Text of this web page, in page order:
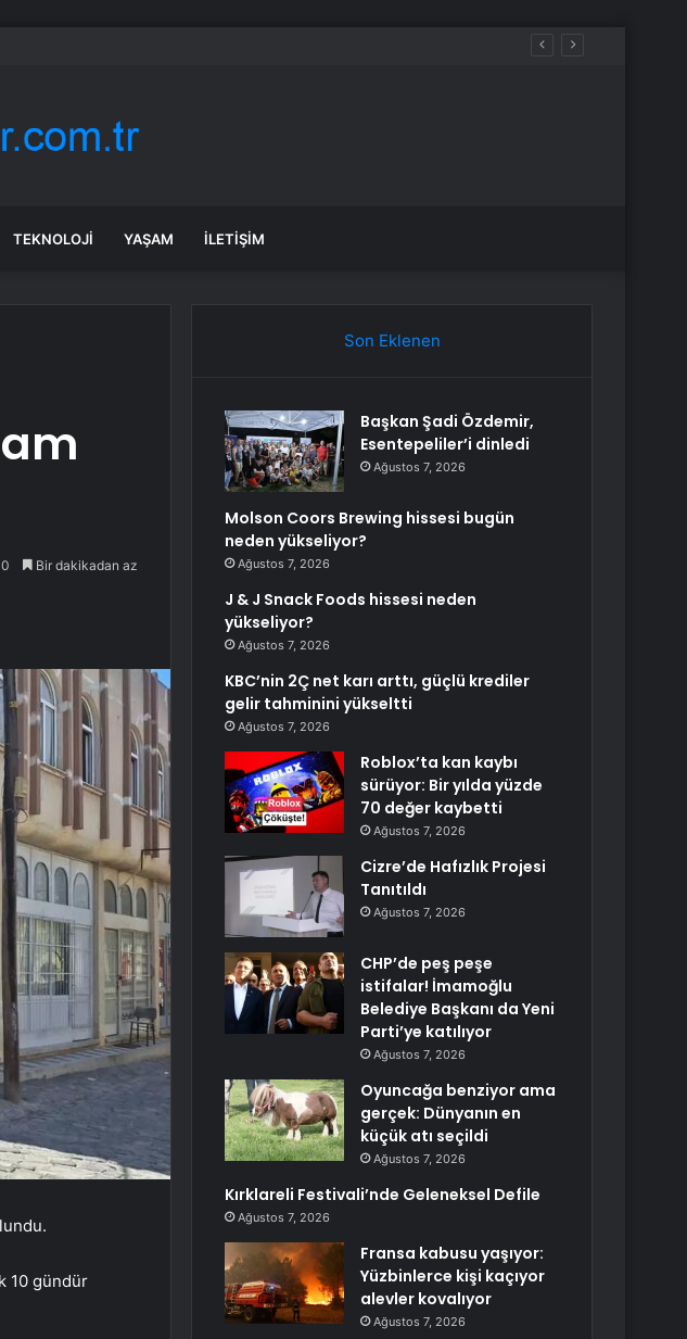
TEKNOLOJI YAŞAM İLETIŞIM
0 Bir dakikadan az
10 gündür
Son Eklenen
Başkan Şadi Özdemir,
Esentepeliler’i dinledi
Ağustos 7, 2026
Molson Coors Brewing hissesi bugün
neden yükseliyor?
Ağustos 7, 2026
J & J Snack Foods hissesi neden
yükseliyor?
Ağustos 7, 2026
KBC’nin 2Ç net karı arttı, güçlü krediler
gelir tahminini yükseltti
Ağustos 7, 2026
Roblox’ta kan kaybı
sürüyor: Bir yılda yüzde
70 değer kaybetti
Ağustos 7, 2026
Cizre’de Hafızlık Projesi
Tanıtıldı
Ağustos 7, 2026
CHP’de peş peşe
istifalar! İmamoğlu
Belediye Başkanı da Yeni
Parti’ye katılıyor
Ağustos 7, 2026
Oyuncağa benziyor ama
gerçek: Dünyanın en
küçük atı seçildi
Ağustos 7, 2026
Kırklareli Festivali’nde Geleneksel Defile
Ağustos 7, 2026
Fransa kabusu yaşıyor:
Yüzbinlerce kişi kaçıyor
alevler kovalıyor
Ağustos 7, 2026